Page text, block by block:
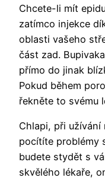
Chcete-li mít
zatímco injekce
oblasti vašeho
část zad.
přímo do jinak
Pokud během
řekněte to svému
Chlapi, při užívání
pocítíte problémy
budete stydět s
skvělého lékaře,